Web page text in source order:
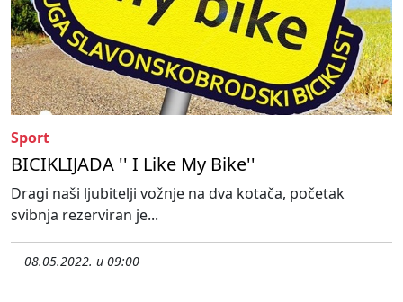
Sport
BICIKLIJADA '' I Like My Bike''
Dragi naši ljubitelji vožnje na dva kotača, početak
svibnja rezerviran je...
08.05.2022. u 09:00